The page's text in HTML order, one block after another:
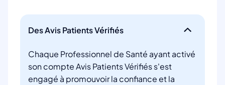
Des Avis Patients Vérifiés
Chaque Professionnel de Santé ayant activé
son compte Avis Patients Vérifiés s'est
engagé à promouvoir la confiance et la